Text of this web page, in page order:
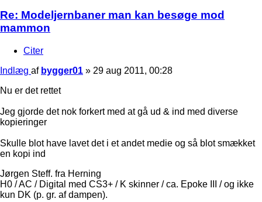
Re: Modeljernbaner man kan besøge mod
mammon
Citer
Indlæg af bygger01 » 29 aug 2011, 00:28
Nu er det rettet
Jeg gjorde det nok forkert med at gå ud & ind med diverse
kopieringer
Skulle blot have lavet det i et andet medie og så blot smækket
en kopi ind
Jørgen Steff. fra Herning
H0 / AC / Digital med CS3+ / K skinner / ca. Epoke III / og ikke
kun DK (p. gr. af dampen).